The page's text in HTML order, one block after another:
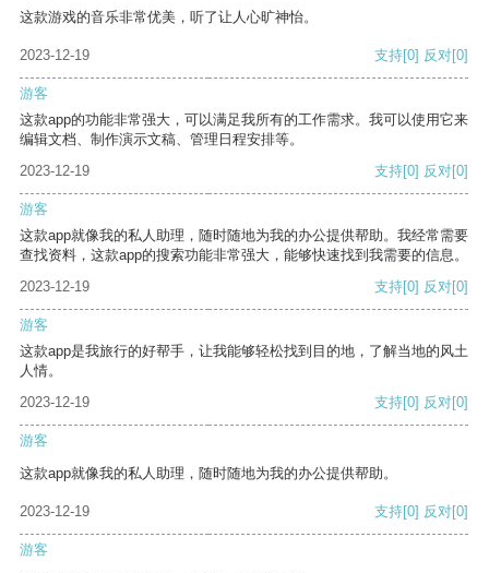
这款游戏的音乐非常优美，听了让人心旷神怡。
2023-12-19 支持[0] 反对[0]
游客
这款app的功能非常强大，可以满足我所有的工作需求。我可以使用它来
编辑文档、制作演示文稿、管理日程安排等。
2023-12-19
支持[0] 反对[0]
游客
这款app就像我的私人助理，随时随地为我的办公提供帮助。我经常需要
查找资料，这款app的搜索功能非常强大，能够快速找到我需要的信息。
2023-12-19
支持[0] 反对[0]
游客
这款app是我旅行的好帮手，让我能够轻松找到目的地，了解当地的风土
人情。
2023-12-19
支持[0] 反对[0]
游客
这款app就像我的私人助理，随时随地为我的办公提供帮助。
2023-12-19 支持[0] 反对[0]
游客